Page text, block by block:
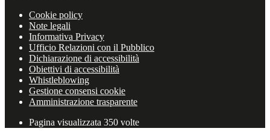
Cookie policy
Note legali
Informativa Privacy
Ufficio Relazioni con il Pubblico
Dichiarazione di accessibilità
Obiettivi di accessibilità
Whistleblowing
Gestione consensi cookie
Amministrazione trasparente
Pagina visualizzata 350 volte